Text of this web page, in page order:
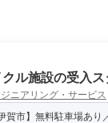
ル施設の受入ス
ニアリング・サービス
賀市】無料駐車場あり